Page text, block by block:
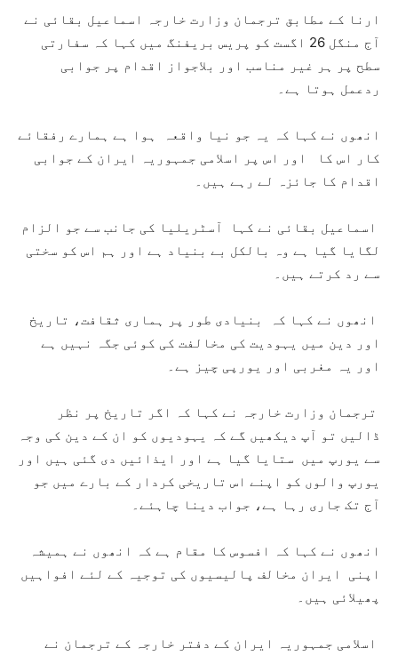
ارنا کے مطابق ترجمان وزارت خارجہ اسماعیل بقائی نے
آج منگل 26 اگست کو پریس بریفنگ میں کہا کہ سفارتی
سطح پر ہر غیر مناسب اور بلاجواز اقدام پر جوابی
ردعمل ہوتا ہے۔
انھوں نے کہا کہ یہ جو نیا واقعہ ہوا ہے ہمارے رفقائے
کار اس کا اور اس پر اسلامی جمہوریہ ایران کے جوابی
اقدام کا جائزہ لے رہے ہیں۔
اسماعیل بقائی نے کہا آسٹریلیا کی جانب سے جو الزام
لگایا گیا ہے وہ بالکل بے بنیاد ہے اور ہم اس کو سختی
سے رد کرتے ہیں۔
انھوں نے کہا کہ بنیادی طور پر ہماری ثقافت، تاریخ
اور دین میں یہودیت کی مخالفت کی کوئی جگہ نہيں ہے
اور یہ مغربی اور یورپی چیز ہے۔
ترجمان وزارت خارجہ نے کہا کہ اگر تاریخ پر نظر
ڈالیں تو آپ دیکھیں گے کہ یہودیوں کو ان کے دین کی وجہ
سے یورپ میں ستایا گیا ہے اور ایذائيں دی گئی ہیں اور
یورپ والوں کو اپنے اس تاریخی کردار کے بارے میں جو
آج تک جاری رہا ہے، جواب دینا چاہئے۔
انھوں نے کہا کہ افسوس کا مقام ہے کہ انھوں نے ہمیشہ
اپنی ایران مخالف پالیسیوں کی توجیہ کے لئے افواہیں
پھیلائی ہیں۔
اسلامی جمہوریہ ایران کے دفتر خارجہ کے ترجمان نے